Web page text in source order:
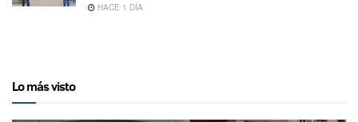
HACE 1 DÍA
Lo más visto